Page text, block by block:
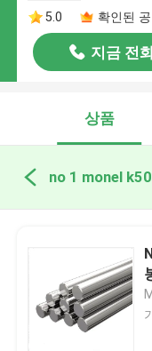
5.0 확인된
지금 전
상품
no 1 monel